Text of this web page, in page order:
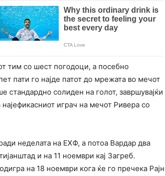
тим со шест погодоци, а посебно
пати го најде патот до мрежата во мечот
солиден на голот, завршувајќи
играч на мечот Ривера со
неделата на ЕХФ, а потоа Вардар два
и на 11 ноември кај Загреб.
на 18 ноември кога ќе го пречека Рајн